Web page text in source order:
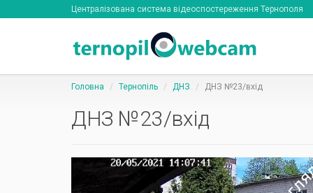
Централізована система відеоспостереження Тернополя
Головна Тернопіль ДНЗ ДНЗ №23/вхід
ДНЗ №23/вхід